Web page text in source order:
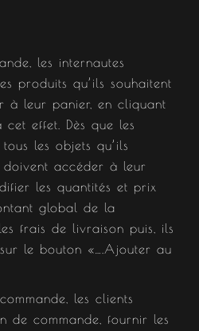
les internautes
produits qu’ils souhaitent
à leur panier, en cliquant
effet. Dès que les
les objets qu’ils
doivent accéder à leur
les quantités et prix
global de la
frais de livraison puis, ils
le bouton «….Ajouter au
les clients
de commande, fournir les